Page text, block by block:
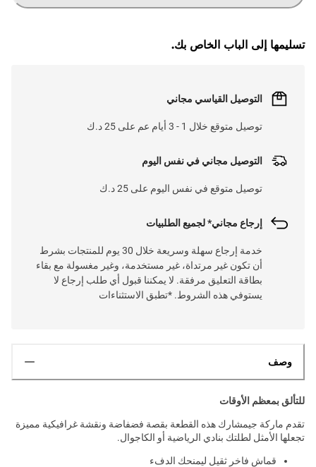
L
O
A
DI
N
تسليمها إلى الباب الخاص بك.
التوصيل القياسي مجاني
توصيل متوقع خلال 1 - 3 أيام عم على 25 د.ك
التوصيل مجاني في نفس اليوم
توصيل متوقع في نفس اليوم على 25 د.ك
إرجاع مجاني* لجميع الطلبيات
خدمة إرجاع سهلة وسريعة خلال 30 يوم للمنتجات بشرط
أن تكون غير مرتداة، غير مستخدمة، وغير مغسولة مع بقاء
بطاقة التعليق مرفقة. لا يمكننا قبول أي طلب إرجاع لا
يستوفي هذه الشروط. *تطبق الاستثناءات
وصف
للتألق بمعظم الأوقات
تقدم ماركة جيمشارك هذه القطعة بقصة فضفاضة ونقشة غرافيكية مميزة
تجعلها الأمثل لطلتك بنادي الرياضية أو الكاجوال.
قماش فاخر ثقيل ليمنحك الدفء